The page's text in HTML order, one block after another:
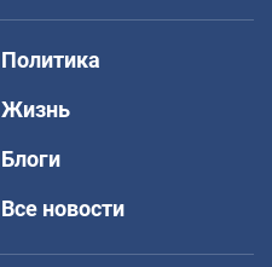
Политика
Жизнь
Блоги
Все новости